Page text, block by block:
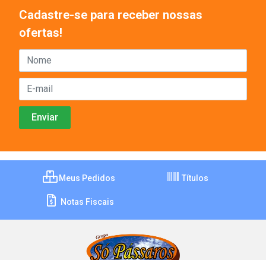
Cadastre-se para receber nossas
ofertas!
Meus Pedidos Títulos
Notas Fiscais